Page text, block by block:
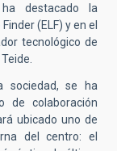
destacado la
(ELF) y en el
tecnológico de
sociedad, se ha
de colaboración
ubicado uno de
del centro: el